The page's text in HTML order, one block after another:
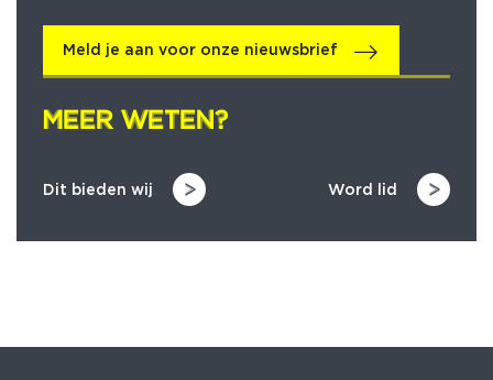
Meld je aan voor onze nieuwsbrief
MEER WETEN?
MEER WETEN?
Dit bieden wij Word lid